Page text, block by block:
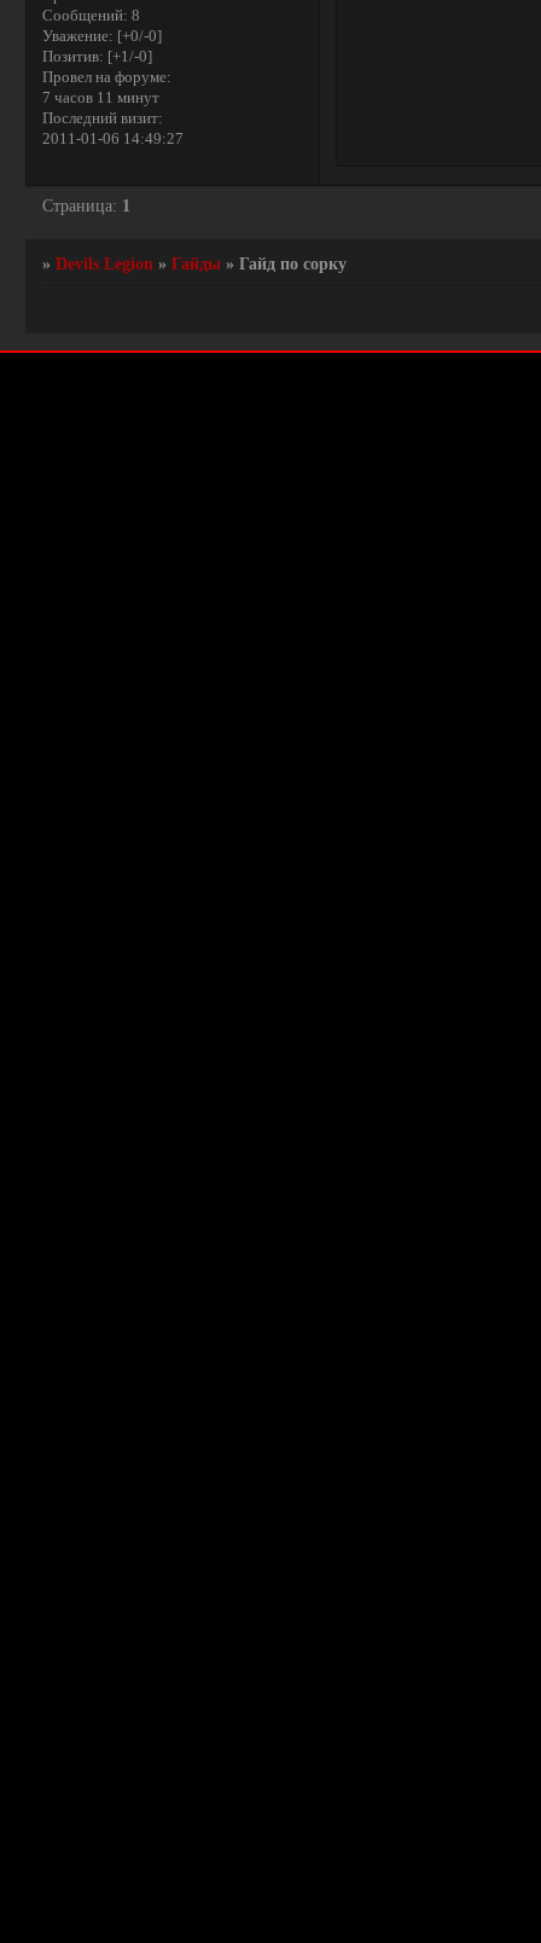
Сообщений: 8
Уважение: [+0/-0]
Позитив: [+1/-0]
Провел на форуме:
7 часов 11 минут
Последний визит:
2011-01-06 14:49:27
Страница: 1
»Devils Legion »Гайды »Гайд по сорку